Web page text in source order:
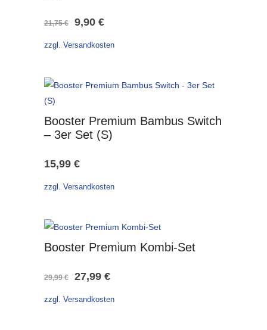
21,75€
Ursprünglicher
Preis
21,75 €
9,90 €Aktueller
Preis
9,90 €.
zzgl. Versandkosten
Booster Premium Bambus Switch
– 3er Set (S)
15,99 €
zzgl. Versandkosten
Booster Premium Kombi-Set
29,99€
Ursprünglicher
Preis
27,99 €Aktueller
Preis
zzgl. Versandkosten